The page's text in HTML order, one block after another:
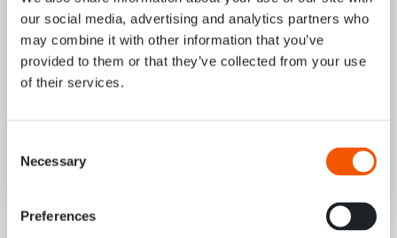
our social media, advertising and analytics partners who
may combine it with other information that you’ve
provided to them or that they’ve collected from your use
of their services.
Selection
Necessary
Preferences
Elektriker Straßenverkehrstechnik
(m/w/d) Standort Karlsruhe
87059